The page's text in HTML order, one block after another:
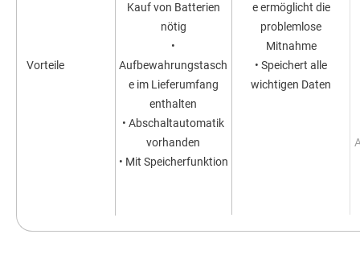
Vorteile
Kauf von Batterien
nötig
•
Aufbewahrungstasch
e im Lieferumfang
enthalten
• Abschaltautomatik
vorhanden
• Mit Speicherfunktion
e ermöglicht die
problemlose
Mitnahme
• Speichert alle
wichtigen Daten